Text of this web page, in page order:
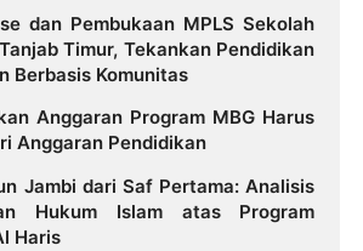
dan Pembukaan MPLS Sekolah
Timur, Tekankan Pendidikan
Berbasis Komunitas
Anggaran Program MBG Harus
Anggaran Pendidikan
Jambi dari Saf Pertama: Analisis
Hukum Islam atas Program
Haris